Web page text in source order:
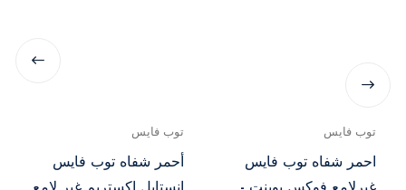
توب فايس
احمر شفاه توب فايس
توب فايس
أحمر شفاه توب فايس